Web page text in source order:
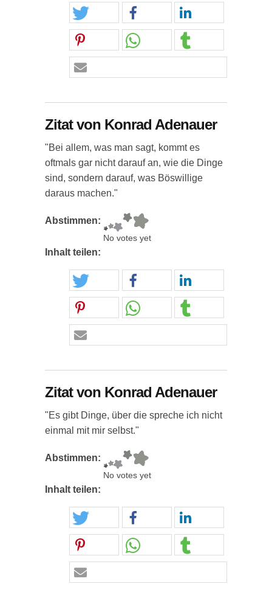
Zitat von Konrad Adenauer
"Bei allem, was man sagt, kommt es
oftmals gar nicht darauf an, wie die Dinge
sind, sondern darauf, was Böswillige
daraus machen."
Abstimmen:
No votes yet
Inhalt teilen:
Zitat von Konrad Adenauer
"Es gibt Dinge, über die spreche ich nicht
einmal mit mir selbst."
Abstimmen:
No votes yet
Inhalt teilen: